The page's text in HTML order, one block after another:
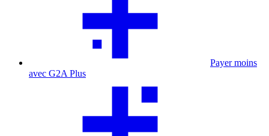
Payer moins
avec G2A Plus